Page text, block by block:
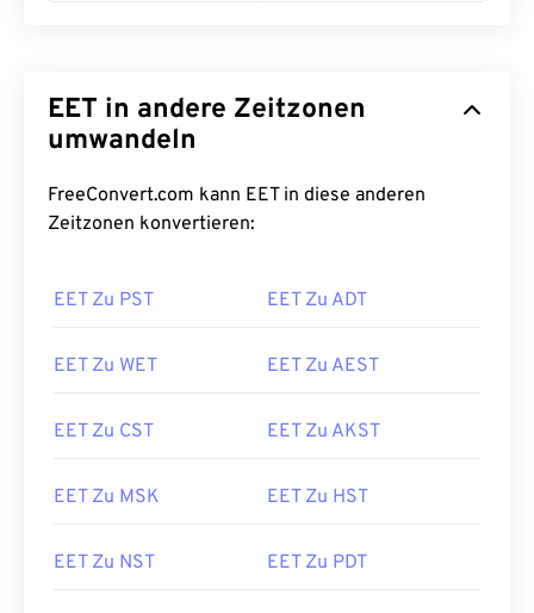
EET in andere Zeitzonen
umwandeln
FreeConvert.com kann EET in diese anderen
Zeitzonen konvertieren:
EET Zu PST EET Zu ADT
EET Zu WET EET Zu AEST
EET Zu CST EET Zu AKST
EET Zu MSK EET Zu HST
EET Zu NST EET Zu PDT